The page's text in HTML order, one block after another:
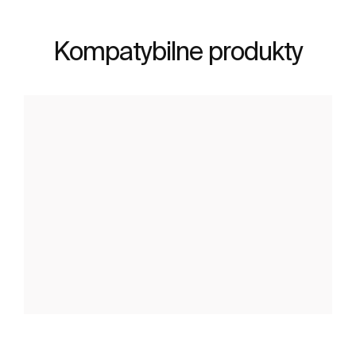
Kompatybilne produkty